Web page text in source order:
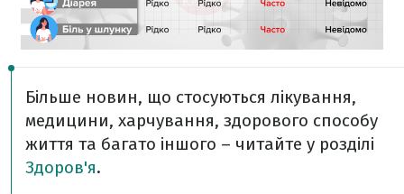
Більше новин, що стосуються лікування,
медицини, харчування, здорового способу
життя та багато іншого – читайте у розділі
Здоров'я.